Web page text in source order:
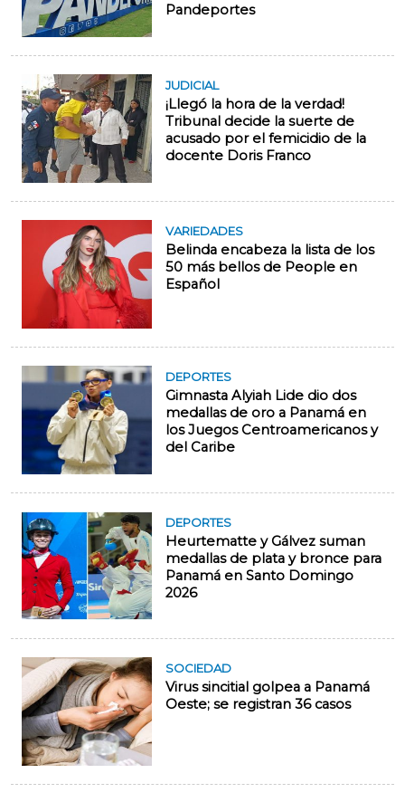
Pandeportes
JUDICIAL
¡Llegó la hora de la verdad!
Tribunal decide la suerte de
acusado por el femicidio de la
docente Doris Franco
VARIEDADES
Belinda encabeza la lista de los
50 más bellos de People en
Español
DEPORTES
Gimnasta Alyiah Lide dio dos
medallas de oro a Panamá en
los Juegos Centroamericanos y
del Caribe
DEPORTES
Heurtematte y Gálvez suman
medallas de plata y bronce para
Panamá en Santo Domingo
2026
SOCIEDAD
Virus sincitial golpea a Panamá
Oeste; se registran 36 casos